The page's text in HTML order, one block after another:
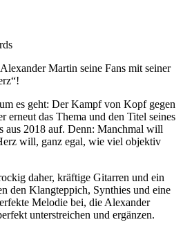
Martin seine Fans mit seiner
es geht: Der Kampf von Kopf gegen
erneut das Thema und den Titel seines
aus 2018 auf. Denn: Manchmal will
will, ganz egal, wie viel objektiv
daher, kräftige Gitarren und ein
den Klangteppich, Synthies und eine
Melodie bei, die Alexander
unterstreichen und ergänzen.